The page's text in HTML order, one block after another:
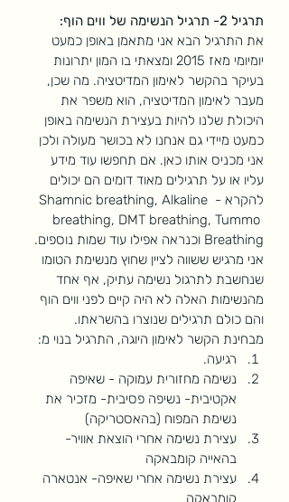
תרגיל 2- תרגיל הנשימה של ווים הוף:
את התרגיל הבא אני מתאמן באופן כמעט
יומיומי מאז 2015 ומצאתי בו המון יתרונות
בעיקר בהקשר לאימון המדיטציה. מה שכן,
מעבר לאימון המדיטציה, הוא משפר את
היכולת שלנו להיות בעצירת הנשימה באופן
כמעט מיידי גם אנחנו לא בכושר מעולה ולכן
אני מכניס אותו כאן. אם תחפשו עוד מידע
עליו או על תרגילים מאוד דומים הם יכולים
להקרא - Shamnic breathing, Alkaline
breathing, DMT breathing, Tummo
Breathing וכנראה אפילו עוד שמות נוספים.
אני מרגיש ששווה לציין שחוץ מנשימת הטומו
שנחשבת לתרגול נשימה עתיק, אף אחד
מהנשימות האלה לא היה קיים לפני ווים הוף
והם כולם תרגילים שנוצרו בהשראתו.
מבחינת הקשר לאימון היוגה, התרגיל בנוי מ:
רגיעה.
נשימה מחזורית עמוקה - שאיפה
אקטיבית- נשיפה פסיבית- מזכיר את
נשימת המפוח (בהאסטריקה)
עצירת נשימה אחרי הוצאת אוויר-
בהאייה קומבאקה
עצירת נשימה אחרי שאיפה- אנטארה
קומבאקה